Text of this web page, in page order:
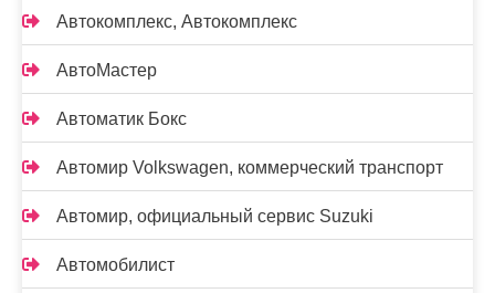
Автокомплекс, Автокомплекс
АвтоМастер
Автоматик Бокс
Автомир Volkswagen, коммерческий транспорт
Автомир, официальный сервис Suzuki
Автомобилист